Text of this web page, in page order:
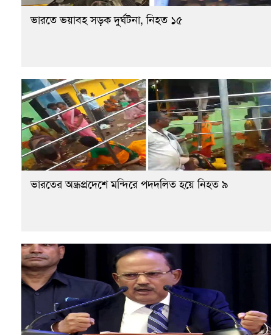
ভারতে ভয়াবহ সড়ক দুর্ঘটনা, নিহত ১৫
ভারতের অন্ধ্রপ্রদেশে মন্দিরে পদদলিত হয়ে নিহত ৯